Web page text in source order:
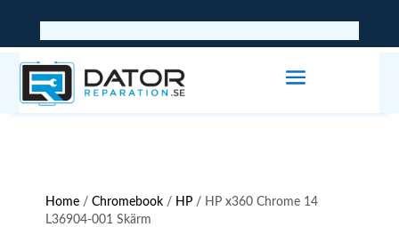
Home /Chromebook / HP / HP x360 Chrome 14
L36904-001 Skärm